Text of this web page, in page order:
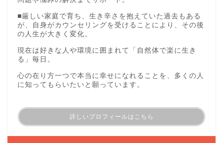
■厳しい家庭で育ち、生き辛さを抱えていた過去もある
が、自身がカウンセリングを受けることにより、その後
の人生が大きく変化。
現在は好きな人や環境に囲まれて「自然体で楽に生き
る」毎日。
心の在り方一つで本当に幸せになれることを、多くの人
に知ってもらいたいと願っています。
詳しいプロフィールはこちら